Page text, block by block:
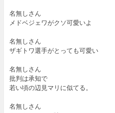
名無しさん
メドベジェワがクソ可愛いよ
名無しさん
ザギトワ選手がとっても可愛い
名無しさん
批判は承知で
若い頃の辺見マリに似てる。
名無しさん